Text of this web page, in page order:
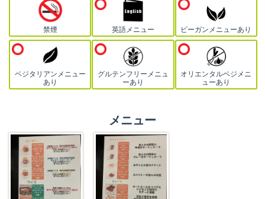
禁煙 英語メニュー ビーガンメニューあり
ベジタリアンメニュー
あり
グルテンフリーメニュ
ーあり
オリエンタルベジメニ
ューあり
メニュー